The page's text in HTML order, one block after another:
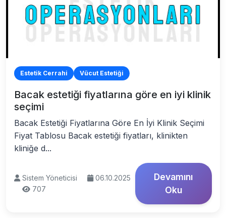
Estetik Cerrahi Vücut Estetiği
Bacak estetiği fiyatlarına göre en iyi klinik
seçimi
Bacak Estetiği Fiyatlarına Göre En İyi Klinik Seçimi
Fiyat Tablosu Bacak estetiği fiyatları, klinikten
kliniğe d...
Sistem Yöneticisi
06.10.2025
707
Devamını
Oku